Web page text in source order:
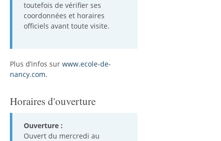
toutefois de vérifier ses
coordonnées et horaires
officiels avant toute visite.
Plus d’infos sur www.ecole-de-
nancy.com.
Horaires d'ouverture
Ouverture :
Ouvert du mercredi au